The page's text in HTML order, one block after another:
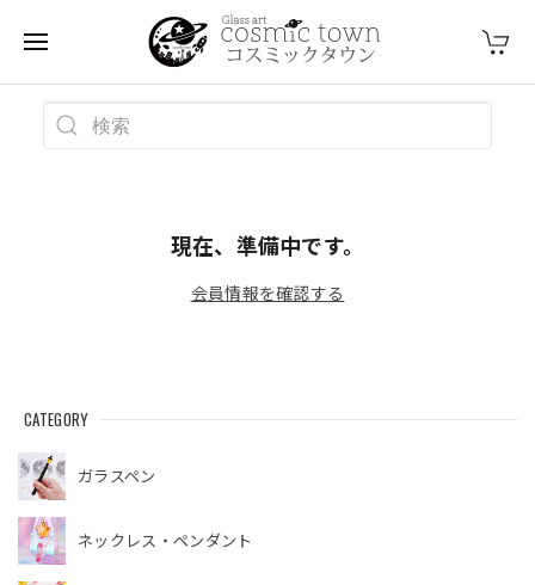
CATEGORY
ガラスペン
ネックレス・ペンダント
現在、準備中です。
会員情報を確認する